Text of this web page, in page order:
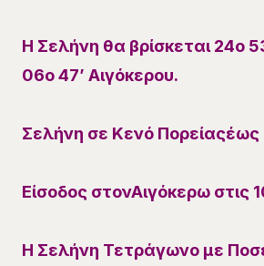
Η Σελήνη θα βρίσκεται 24ο
06ο47’ Αιγόκερου.
Σελήνη σε Κενό Πορείαςέως
Είσοδος στονΑιγόκερω στις
Η Σελήνη Τετράγωνο με